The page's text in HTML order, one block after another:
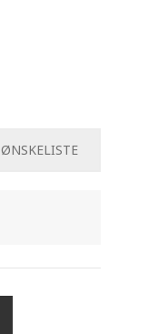
ØNSKELISTE